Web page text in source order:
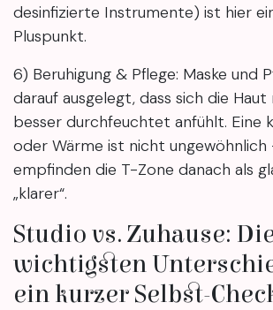
desinfizierte Instrumente) ist hier
Pluspunkt.
6) Beruhigung & Pflege: Maske und
darauf ausgelegt, dass sich die Haut
besser durchfeuchtet anfühlt. Eine
oder Wärme ist nicht ungewöhnlich
empfinden die T-Zone danach als
„klarer“.
Studio vs. Zuhause:
wichtigsten
ein kurzer Selbst-